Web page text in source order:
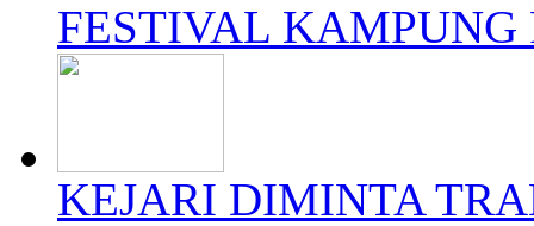
FESTIVAL
KEJARI DIMINTA